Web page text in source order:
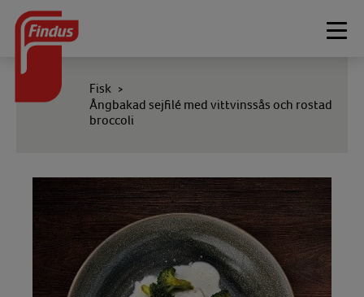
Fisk >
Ångbakad sejfilé med vittvinssås och rostad
broccoli